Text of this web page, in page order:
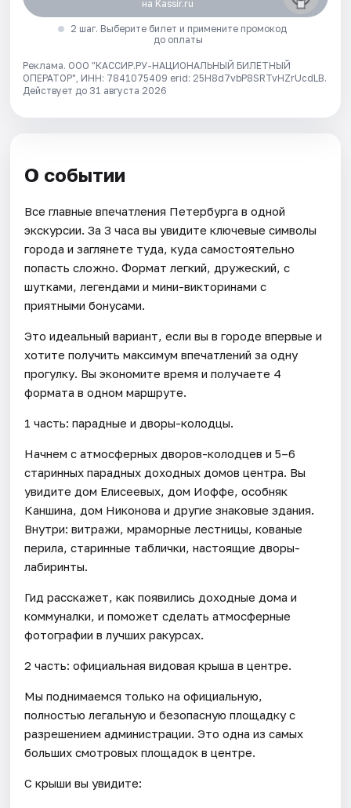
на Kassir.ru
2 шаг. Выберите билет и примените промокод
до оплаты
Реклама. ООО "КАССИР.РУ-НАЦИОНАЛЬНЫЙ БИЛЕТНЫЙ
ОПЕРАТОР", ИНН: 7841075409 erid: 25H8d7vbP8SRTvHZrUcdLB.
Действует до 31 августа 2026
О событии
Все главные впечатления Петербурга в одной
экскурсии. За 3 часа вы увидите ключевые символы
города и заглянете туда, куда самостоятельно
попасть сложно. Формат легкий, дружеский, с
шутками, легендами и мини-викторинами с
приятными бонусами.
Это идеальный вариант, если вы в городе впервые и
хотите получить максимум впечатлений за одну
прогулку. Вы экономите время и получаете 4
формата в одном маршруте.
1 часть: парадные и дворы-колодцы.
Начнем с атмосферных дворов-колодцев и 5–6
старинных парадных доходных домов центра. Вы
увидите дом Елисеевых, дом Иоффе, особняк
Каншина, дом Никонова и другие знаковые здания.
Внутри: витражи, мраморные лестницы, кованые
перила, старинные таблички, настоящие дворы-
лабиринты.
Гид расскажет, как появились доходные дома и
коммуналки, и поможет сделать атмосферные
фотографии в лучших ракурсах.
2 часть: официальная видовая крыша в центре.
Мы поднимаемся только на официальную,
полностью легальную и безопасную площадку с
разрешением администрации. Это одна из самых
больших смотровых площадок в центре.
С крыши вы увидите: